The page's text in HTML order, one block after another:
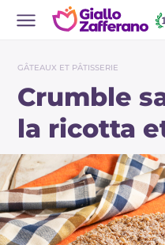
GÂTEAUX ET PÂTISSERIE
Crumble
la ricotta